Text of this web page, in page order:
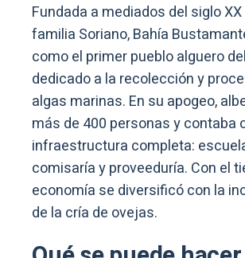
Fundada a mediados del siglo
familia Soriano, Bahía
como el primer pueblo alguero
dedicado a la recolección y
algas marinas. En su apogeo,
más de 400 personas y contaba
infraestructura completa:
comisaría y proveeduría. Con el
economía se diversificó con la
de la cría de ovejas.